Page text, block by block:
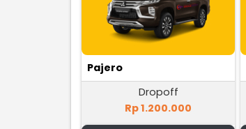
Pajero
Dropoff
Rp 1.200.000